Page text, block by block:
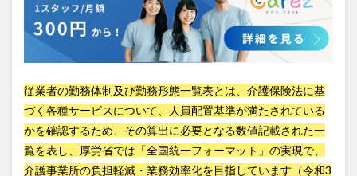
従業者の勤務体制及び勤務形態一覧表とは、介護保険法に基
づく各種サービスについて、人員配置基準が満たされている
かを確認するため、その算出に必要となる数値記載された一
覧を表し、厚労省では「全国統一フォーマット」の実現で、
介護事業所の負担軽減・業務効率化を目指しています（令和3
自己肯定感
芳賀沙織
茨城県大子町
補助金
見守り
計測データ共有システム
組織作り
訪問介護
認定介護福祉士
認知症 豆知識
速乾
運営指導
関西テレビ
障害者向けグループホーム
離職防止
靴下 飯田友一
香取幹
高瀬比左子
高齢者住宅新聞
組織力の向上